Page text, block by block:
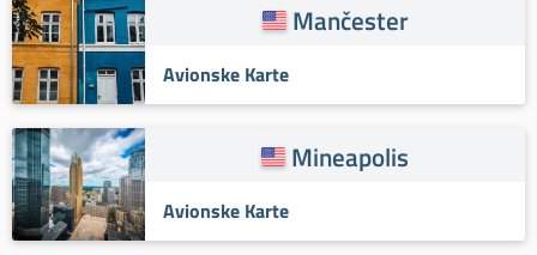
Mančester
Avionske Karte
Mineapolis
Avionske Karte